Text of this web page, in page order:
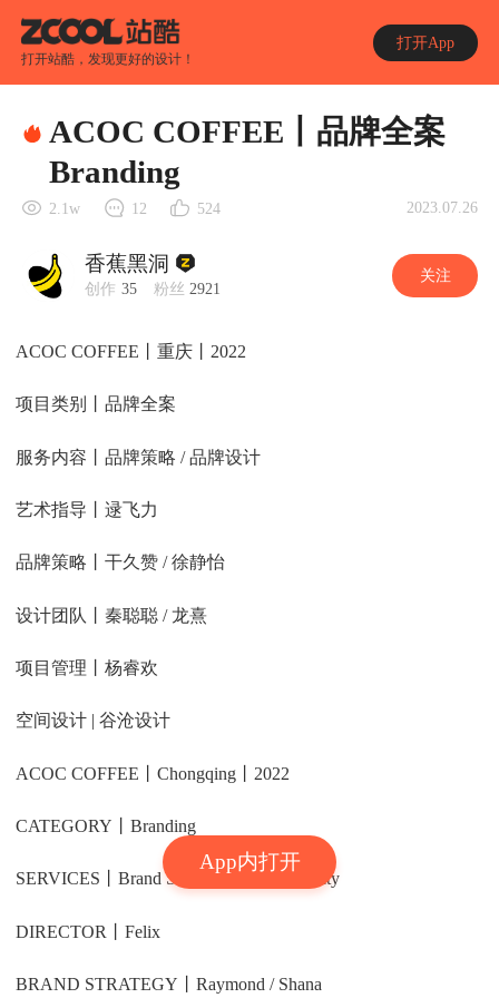
打开站酷，发现更好的设计！
打开App
App内打开
ACOC COFFEE丨品牌全案
Branding
2.1w 12 524 2023.07.26
香蕉黑洞
创作 35 粉丝 2921
关注
ACOC COFFEE丨重庆丨2022
项目类别丨品牌全案
服务内容丨品牌策略 / 品牌设计
艺术指导丨逯飞力
品牌策略丨干久赞 / 徐静怡
设计团队丨秦聪聪 / 龙熹
项目管理丨杨睿欢
空间设计 | 谷沧设计
ACOC COFFEE丨Chongqing丨2022
CATEGORY丨Branding
SERVICES丨Brand Strategy / Visual Identity
DIRECTOR丨Felix
BRAND STRATEGY丨Raymond / Shana